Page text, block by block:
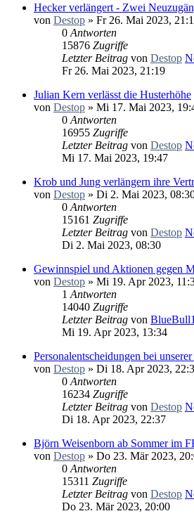
Hecker verlängert - Zwei
von Destop » Fr 26. Mai 2023,
0 Antworten
15876 Zugriffe
Letzter Beitrag von Destop
Fr 26. Mai 2023, 21:19
Julian Kern verlässt die Husterhöhe
von Destop » Mi 17. Mai 2023,
0 Antworten
16955 Zugriffe
Letzter Beitrag von Destop
Mi 17. Mai 2023, 19:47
Krob und Jung verlängern ihre
von Destop » Di 2. Mai 2023,
0 Antworten
15161 Zugriffe
Letzter Beitrag von Destop
Di 2. Mai 2023, 08:30
Gewinnspiel und Aktionen gegen
von Destop » Mi 19. Apr 2023,
1 Antworten
14040 Zugriffe
Letzter Beitrag von
Mi 19. Apr 2023, 13:34
Personalentscheidungen bei
von Destop » Di 18. Apr 2023,
0 Antworten
16234 Zugriffe
Letzter Beitrag von Destop
Di 18. Apr 2023, 22:37
Björn Weisenborn ab Sommer im
von Destop » Do 23. Mär 2023,
0 Antworten
15311 Zugriffe
Letzter Beitrag von Destop
Do 23. Mär 2023, 20:00